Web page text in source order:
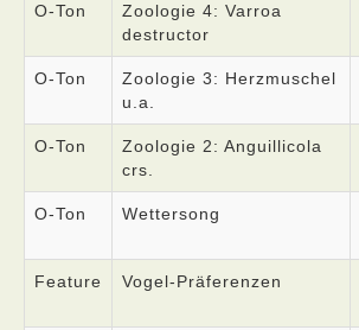
O-Ton
Zoologie 4: Varroa
destructor
O-Ton
Zoologie 3: Herzmuschel
u.a.
O-Ton
Zoologie 2: Anguillicola
crs.
O-Ton Wettersong
Feature Vogel-Präferenzen